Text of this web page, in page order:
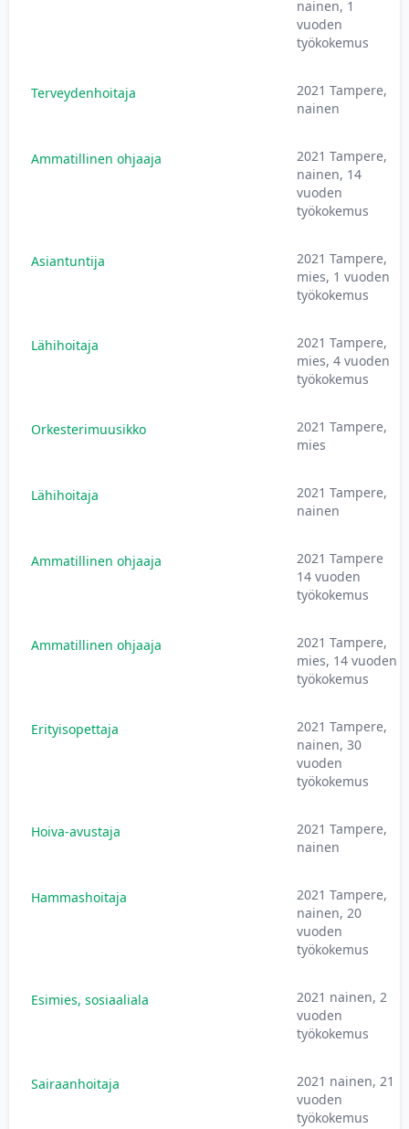
nainen, 1
vuoden
työkokemus
Terveydenhoitaja
2021 Tampere,
nainen
Ammatillinen ohjaaja
2021 Tampere,
nainen, 14
vuoden
työkokemus
Asiantuntija
2021 Tampere,
mies, 1 vuoden
työkokemus
Lähihoitaja
2021 Tampere,
mies, 4 vuoden
työkokemus
Orkesterimuusikko
2021 Tampere,
mies
Lähihoitaja
2021 Tampere,
nainen
Ammatillinen ohjaaja
2021 Tampere
14 vuoden
työkokemus
Ammatillinen ohjaaja
2021 Tampere,
mies, 14 vuoden
työkokemus
Erityisopettaja
2021 Tampere,
nainen, 30
vuoden
työkokemus
Hoiva-avustaja
2021 Tampere,
nainen
Hammashoitaja
2021 Tampere,
nainen, 20
vuoden
työkokemus
Esimies, sosiaaliala
2021 nainen, 2
vuoden
työkokemus
Sairaanhoitaja
2021 nainen, 21
vuoden
työkokemus